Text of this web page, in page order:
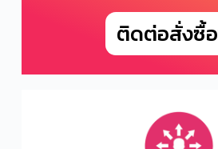
ติดต่อสั่งซื้อ